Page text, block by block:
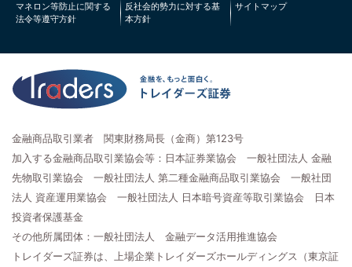
マネロン等防止に関する
法令等遵守方針
反社会的勢力に対する基
本方針
サイトマップ
金融商品取引業者 関東財務局長（金商）第123号
加入する金融商品取引業協会等：日本証券業協会 一般社団法人 金融
先物取引業協会 一般社団法人 第二種金融商品取引業協会 一般社団
法人 資産運用業協会 一般社団法人 日本暗号資産等取引業協会 日本
投資者保護基金
その他所属団体：一般社団法人 金融データ活用推進協会
トレイダーズ証券は、上場企業トレイダーズホールディングス（東京証